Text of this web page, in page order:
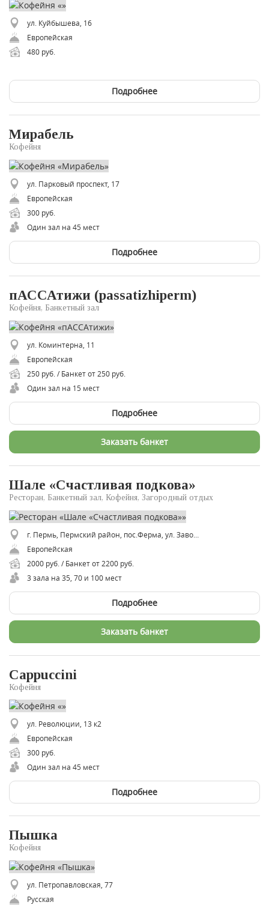
ул. Куйбышева, 16
Европейская
480 руб.
Подробнее
Мирабель
Кофейня
ул. Парковый проспект, 17
Европейская
300 руб.
Один зал на 45 мест
Подробнее
пАССАтижи (passatizhiperm)
Кофейня, Банкетный зал
ул. Коминтерна, 11
Европейская
250 руб. / Банкет от 250 руб.
Один зал на 15 мест
Подробнее
Заказать банкет
Шале «Счастливая подкова»
Ресторан, Банкетный зал, Кофейня, Загородный отдых
Европейская
2000 руб. / Банкет от 2200 руб.
3 зала на 35, 70 и 100 мест
Подробнее
Заказать банкет
Cappuccini
Кофейня
ул. Революции, 13 к2
Европейская
300 руб.
Один зал на 45 мест
Подробнее
Пышка
Кофейня
ул. Петропавловская, 77
Русская